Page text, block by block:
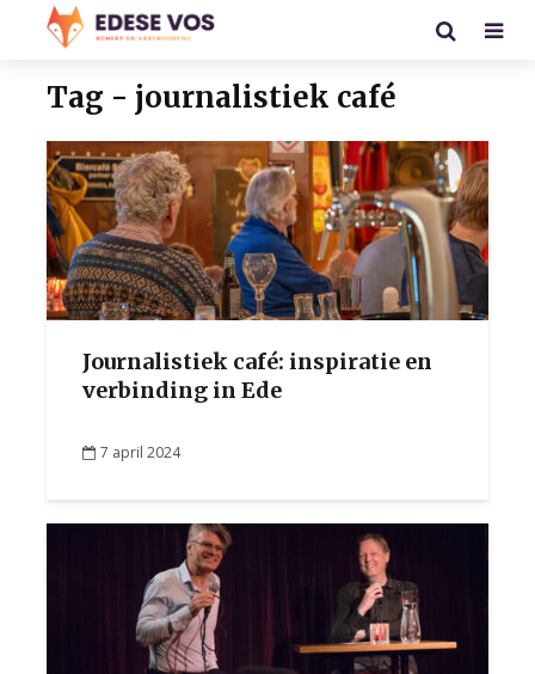
Tag - journalistiek café
Journalistiek café: inspiratie en
verbinding in Ede
7 april 2024